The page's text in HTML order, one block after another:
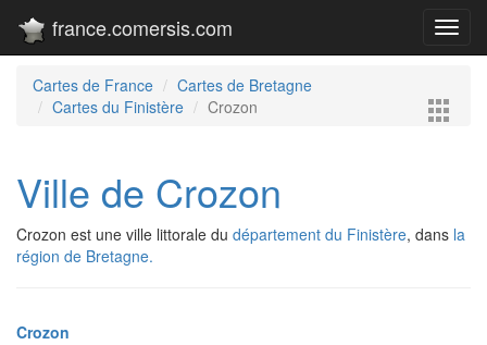
france.comersis.com
Cartes de France
Cartes de Bretagne
Cartes du Finistère
Crozon
Ville de Crozon
Crozon est une ville littorale du département du Finistère, dans la
région de Bretagne.
Crozon